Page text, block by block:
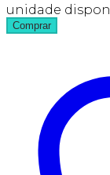
unidade
Comprar